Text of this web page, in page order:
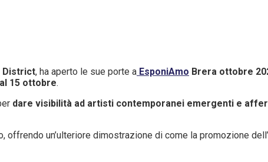
District, ha aperto le sue porte a EsponiAmo Brera ottobre
15 ottobre.
dare visibilità ad artisti contemporanei emergenti e
un’ulteriore dimostrazione di come la promozione